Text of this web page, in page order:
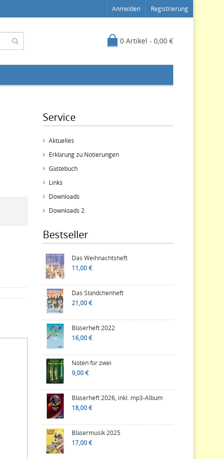
Anmelden Registrierung
0 Artikel - 0,00 €
Service
Aktuelles
Erklärung zu Notierungen
Gästebuch
Links
Downloads
Downloads 2
Bestseller
Das Weihnachtsheft
11,00 €
Das Ständchenheft
21,00 €
Bläserheft 2022
16,00 €
Noten für zwei
9,00 €
Bläserheft 2026, inkl. mp3-Album
18,00 €
Bläsermusik 2025
17,00 €